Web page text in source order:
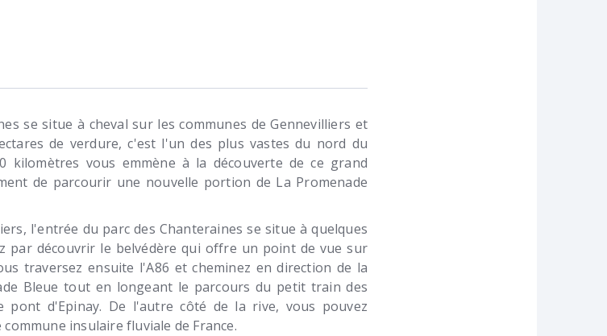
se situe à cheval sur les communes de Gennevilliers et
de verdure, c'est l'un des plus vastes du nord du
kilomètres vous emmène à la découverte de ce grand
de parcourir une nouvelle portion de La Promenade
l'entrée du parc des Chanteraines se situe à quelques
par découvrir le belvédère qui offre un point de vue sur
traversez ensuite l'A86 et cheminez en direction de la
Bleue tout en longeant le parcours du petit train des
d'Epinay. De l'autre côté de la rive, vous pouvez
insulaire fluviale de France.